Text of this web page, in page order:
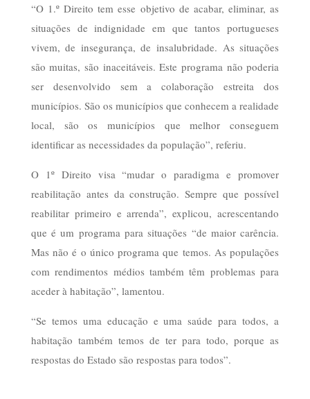
“O 1.º Direito tem esse objetivo de acabar, eliminar, as
situações de indignidade em que tantos portugueses
vivem, de insegurança, de insalubridade. As situações
são muitas, são inaceitáveis. Este programa não poderia
ser desenvolvido sem a colaboração estreita dos
municípios. São os municípios que conhecem a realidade
local, são os municípios que melhor conseguem
identificar as necessidades da população”, referiu.
O 1º Direito visa “mudar o paradigma e promover
reabilitação antes da construção. Sempre que possível
reabilitar primeiro e arrenda”, explicou, acrescentando
que é um programa para situações “de maior carência.
Mas não é o único programa que temos. As populações
com rendimentos médios também têm problemas para
aceder à habitação”, lamentou.
“Se temos uma educação e uma saúde para todos, a
habitação também temos de ter para todo, porque as
respostas do Estado são respostas para todos”.